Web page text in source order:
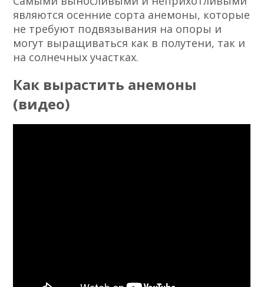
являются осенние сорта анемоны, которые
не требуют подвязывания на опоры и
могут выращиваться как в полутени, так и
на солнечных участках.
Как вырастить анемоны
(видео)